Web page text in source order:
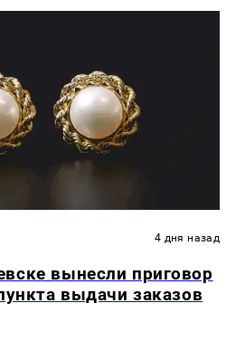
4 дня назад
вынесли приговор
выдачи заказов